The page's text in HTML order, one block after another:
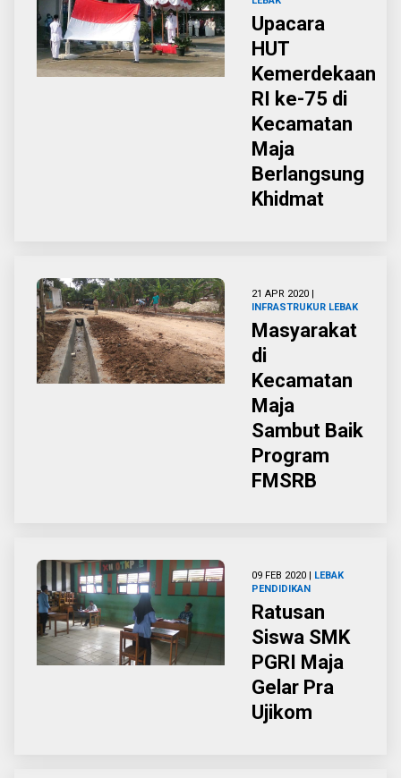
Upacara
HUT
Kemerdekaan
RI ke-75 di
Kecamatan
Maja
Berlangsung
Khidmat
21 APR 2020 |
INFRASTRUKUR LEBAK
Masyarakat
di
Kecamatan
Maja
Sambut Baik
Program
FMSRB
09 FEB 2020 | LEBAK
PENDIDIKAN
Ratusan
Siswa SMK
PGRI Maja
Gelar Pra
Ujikom